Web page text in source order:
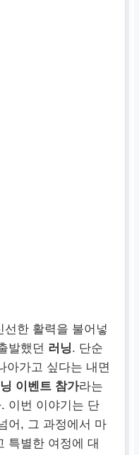
한 활력을 불어넣
발했던 러닝. 단순
아가고 싶다는 내면
이벤트 참가라는
이번 이야기는 단
어, 그 과정에서 마
특별한 여정에 대